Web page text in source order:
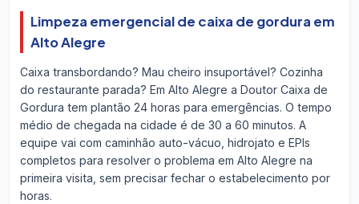
Limpeza emergencial de caixa de gordura em
Alto Alegre
Caixa transbordando? Mau cheiro insuportável? Cozinha
do restaurante parada? Em Alto Alegre a Doutor Caixa de
Gordura tem plantão 24 horas para emergências. O tempo
médio de chegada na cidade é de 30 a 60 minutos. A
equipe vai com caminhão auto-vácuo, hidrojato e EPIs
completos para resolver o problema em Alto Alegre na
primeira visita, sem precisar fechar o estabelecimento por
horas.